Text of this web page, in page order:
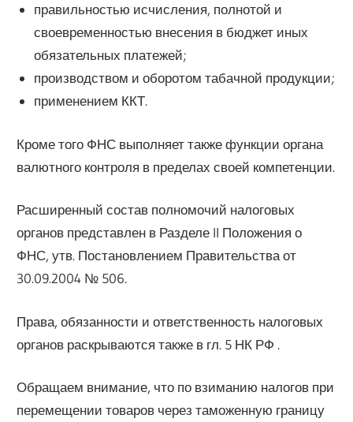
правильностью исчисления, полнотой и
своевременностью внесения в бюджет иных
обязательных платежей;
производством и оборотом табачной продукции;
применением ККТ.
Кроме того ФНС выполняет также функции органа
валютного контроля в пределах своей компетенции.
Расширенный состав полномочий налоговых
органов представлен в Разделе II Положения о
ФНС, утв. Постановлением Правительства от
30.09.2004 № 506.
Права, обязанности и ответственность налоговых
органов раскрываются также в гл. 5 НК РФ .
Обращаем внимание, что по взиманию налогов при
перемещении товаров через таможенную границу